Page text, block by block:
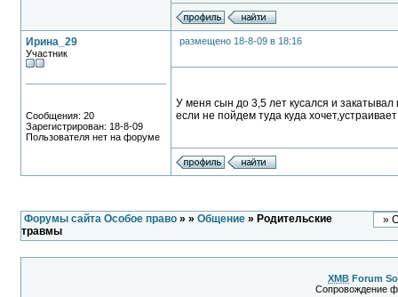
Ирина_29
Участник
Сообщения: 20
Зарегистрирован: 18-8-09
Пользователя нет на форуме
размещено 18-8-09 в 18:16
У меня сын до 3,5 лет кусался и закатывал
если не пойдем туда куда
Форумы сайта Особое право» » Общение» Родительские
травмы
XMB Forum
Сопровождение